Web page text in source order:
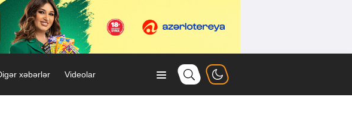
xəbərlər Videolar